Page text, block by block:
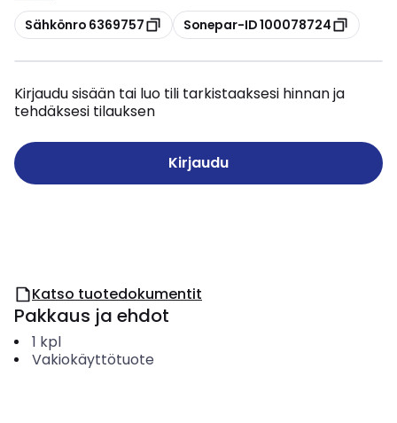
Kopioi
Sähkönro 6369757 Kopioi
Sonepar-ID 100078724
Kirjaudu sisään tai luo tili tarkistaaksesi hinnan ja
tehdäksesi tilauksen
Kirjaudu
Katso tuotedokumentit
Pakkaus ja ehdot
1 kpl
Vakiokäyttötuote